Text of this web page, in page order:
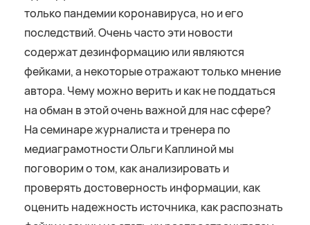
только пандемии коронавируса, но и его
последствий. Очень часто эти новости
содержат дезинформацию или являются
фейками, а некоторые отражают только мнение
автора. Чему можно верить и как не поддаться
на обман в этой очень важной для нас сфере?
На семинаре журналиста и тренера по
медиаграмотности Ольги Каплиной мы
поговорим о том, как анализировать и
проверять достоверность информации, как
оценить надежность источника, как распознать